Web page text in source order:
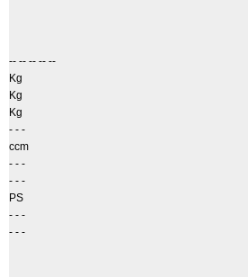
-- -- -- -- --
Kg
Kg
Kg
- - -
ccm
- - -
- - -
PS
- - -
- - -